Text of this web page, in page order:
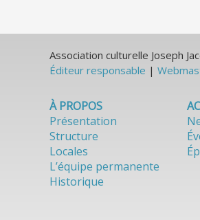
Association culturelle Joseph
Éditeur responsable |
À PROPOS
Présentation
Structure
Locales
L’équipe permanente
Historique